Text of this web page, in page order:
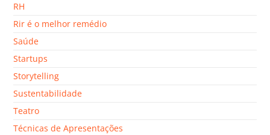
RH
Rir é o melhor remédio
Saúde
Startups
Storytelling
Sustentabilidade
Teatro
Técnicas de Apresentações